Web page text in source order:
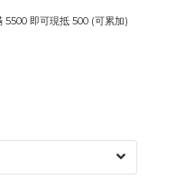
即可現抵 500 (可累加)